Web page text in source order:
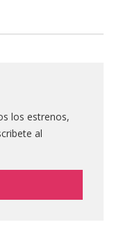
los estrenos,
al